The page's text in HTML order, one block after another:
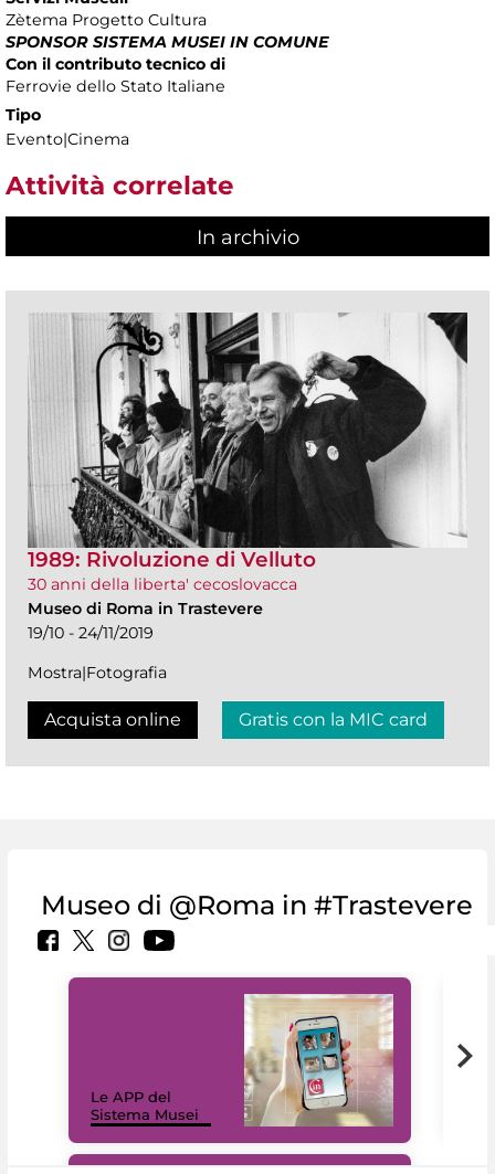
Zètema Progetto Cultura
SPONSOR SISTEMA MUSEI IN COMUNE
Con il contributo tecnico di
Ferrovie dello Stato Italiane
Tipo
Evento|Cinema
Attività correlate
In archivio
1989: Rivoluzione di Velluto
30 anni della liberta' cecoslovacca
Museo di Roma in Trastevere
19/10 - 24/11/2019
Mostra|Fotografia
Acquista online Gratis con la MIC card
Museo di @Roma in #Trastevere
Le APP del
Sistema Musei